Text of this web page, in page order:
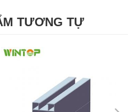
TƯƠNG TỰ